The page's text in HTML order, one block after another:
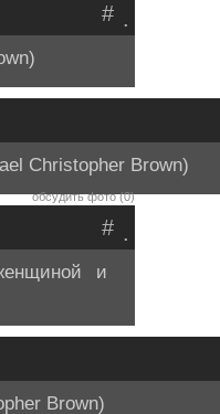
.
#
Christopher Brown)
обсудить фото (0)
.
#
и
Brown)